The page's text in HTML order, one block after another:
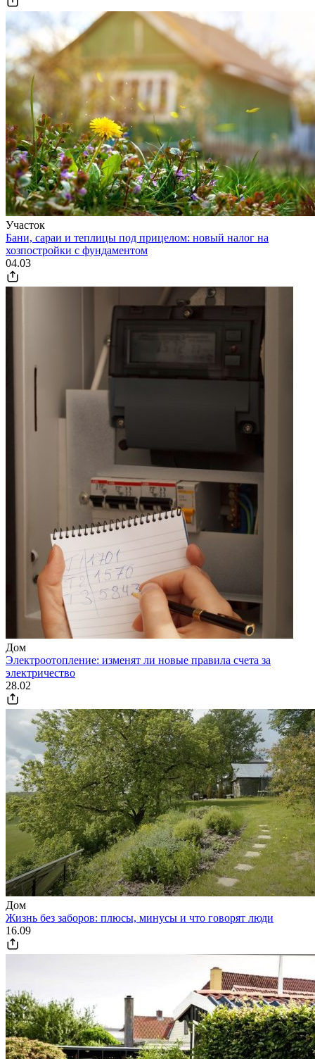
Участок
Бани, сараи и теплицы под прицелом: новый налог на
хозпостройки с фундаментом
04.03
Дом
Электроотопление: изменят ли новые правила счета за
электричество
28.02
Дом
Жизнь без заборов: плюсы, минусы и что говорят люди
16.09